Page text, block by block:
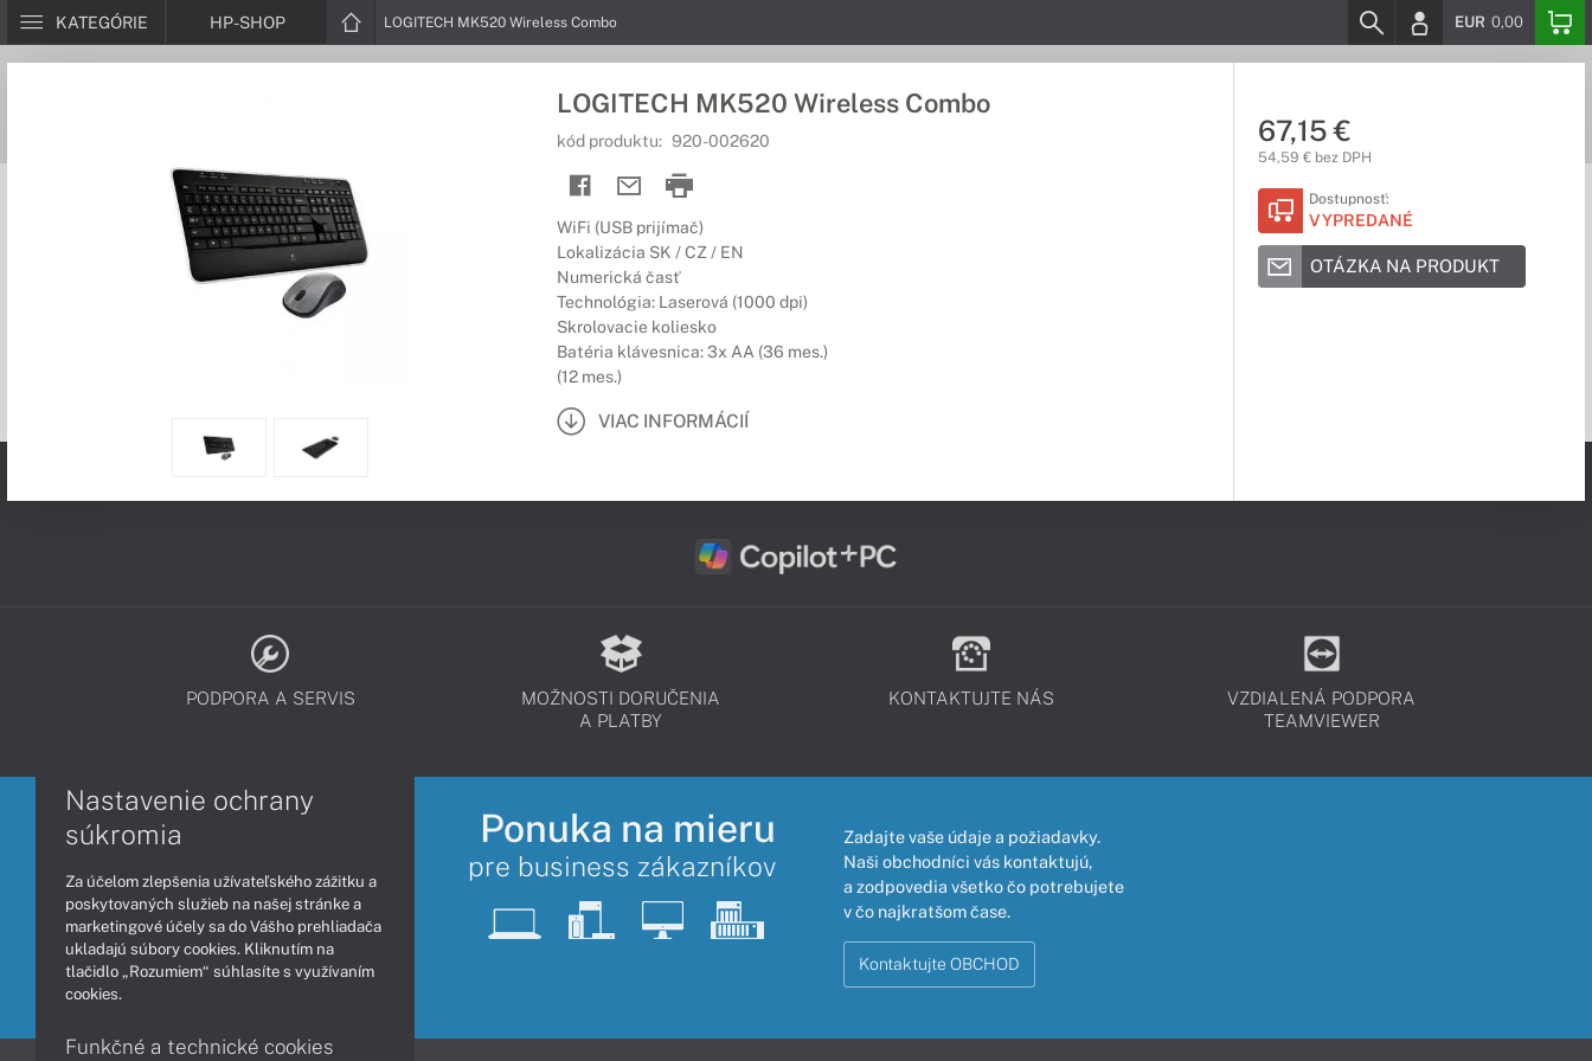
KATEGÓRIE HP-SHOP LOGITECH MK520 Wireless Combo EUR 0,00
LOGITECH MK520 Wireless Combo
kód produktu: 920-002620
WiFi (USB prijímač)
Lokalizácia SK / CZ / EN
Numerická časť
Technológia: Laserová (1000 dpi)
Skrolovacie koliesko
Batéria klávesnica: 3x AA (36 mes.)
(12 mes.)
VIAC INFORMÁCIÍ
67,15 €
54,59 € bez DPH
Dostupnosť:
VYPREDANÉ
OTÁZKA NA PRODUKT
PODPORA A SERVIS
MOŽNOSTI DORUČENIA
A PLATBY
KONTAKTUJTE NÁS
VZDIALENÁ PODPORA
TEAMVIEWER
Ponuka na mieru
pre business zákazníkov
Zadajte vaše údaje a požiadavky.
Naši obchodníci vás kontaktujú,
a zodpovedia všetko čo potrebujete
v čo najkratšom čase.
Kontaktujte OBCHOD
Nastavenie ochrany
súkromia
Za účelom zlepšenia užívateľského zážitku a
poskytovaných služieb na našej stránke a
marketingové účely sa do Vášho prehliadača
ukladajú súbory cookies. Kliknutím na
tlačidlo „Rozumiem“ súhlasíte s využívaním
cookies.
Funkčné a technické cookies